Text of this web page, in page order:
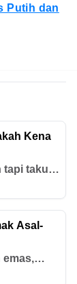
Putih dan
Kena
tapi takut
emas
di sini!
Asal-
emas,
mulia ini